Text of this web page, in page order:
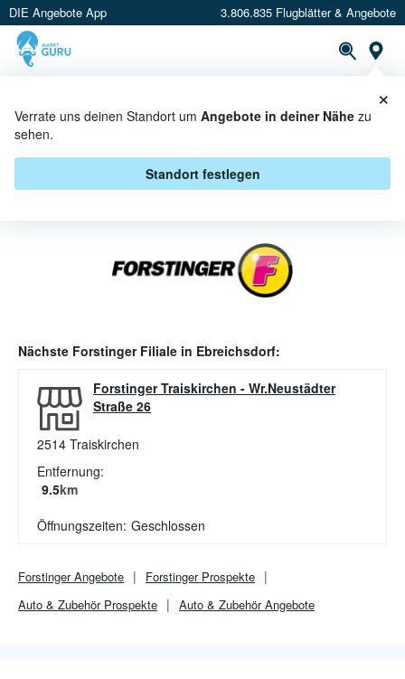
DIE Angebote App 3.806.835 Flugblätter & Angebote
Verrate uns deinen Standort um Angebote in deiner Nähe zu
sehen.
Standort festlegen
×
FORSTINGER ANGEBOTE IN
EBREICHSDORF
Nächste ForstingerFiliale in Ebreichsdorf:
Forstinger Traiskirchen - Wr.Neustädter
Straße 26
2514 Traiskirchen
Entfernung:
9.5km
Öffnungszeiten: Geschlossen
ForstingerAngebote ForstingerProspekte
Auto & ZubehörProspekte Auto & ZubehörAngebote